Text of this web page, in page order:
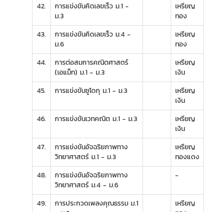
42.
การแข่งขันคิดเลขเร็ว ม.1 -
ม.3
เหรียญ
ทอง
43.
การแข่งขันคิดเลขเร็ว ม.4 -
ม.6
เหรียญ
ทอง
44.
การต่อสมการคณิตศาสตร์
(เอแม็ท) ม.1 - ม.3
เหรียญ
เงิน
45.
การแข่งขันซูโดกุ ม.1 - ม.3
เหรียญ
เงิน
46.
การแข่งขันเวทคณิต ม.1 - ม.3
เหรียญ
เงิน
47.
การแข่งขันอัจฉริยภาพทาง
วิทยาศาสตร์ ม.1 - ม.3
เหรียญ
ทองแดง
48.
การแข่งขันอัจฉริยภาพทาง
วิทยาศาสตร์ ม.4 - ม.6
-
49.
การประกวดเพลงคุณธรรม ม.1
เหรียญ